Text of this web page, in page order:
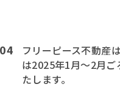
フリーピース不動産
は2025年1月～2月
たします。